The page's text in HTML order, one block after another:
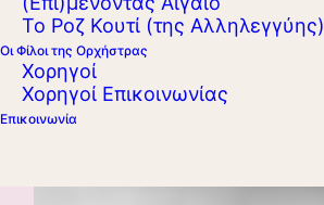
Το Ροζ Κουτί (της Αλληλεγγύης)
Οι Φίλοι της Ορχήστρας
Χορηγοί
Χορηγοί Επικοινωνίας
Επικοινωνία